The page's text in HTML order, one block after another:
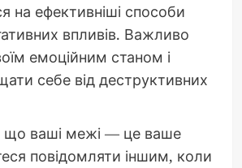
на ефективніші способи
впливів. Важливо
емоційним станом і
себе від деструктивних
що ваші межі — це ваше
повідомляти іншим, коли